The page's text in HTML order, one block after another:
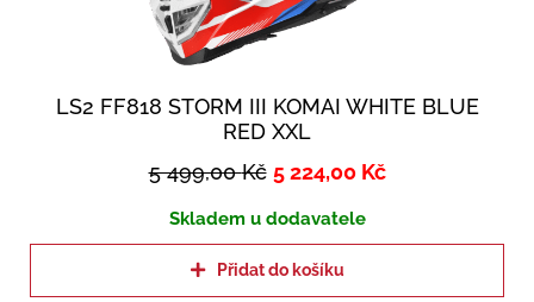
LS2 FF818 STORM III KOMAI WHITE BLUE
RED XXL
5 499,00Kč 5 224,00 Kč
Skladem u dodavatele
Přidat do košíku